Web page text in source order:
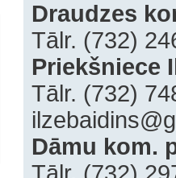
Draudzes
Tālr. (732)
Priekšniece
Tālr. (732)
Dāmu kom.